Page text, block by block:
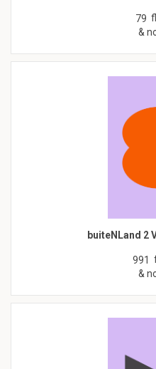
79
&
buiteNLand 2
991
&